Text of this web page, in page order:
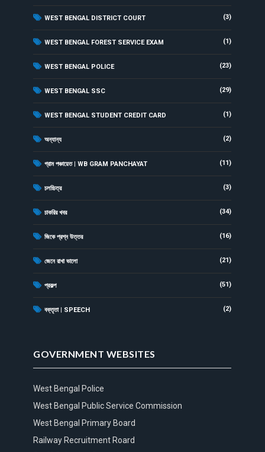
WEST BENGAL DISTRICT COURT (3)
WEST BENGAL FOREST SERVICE EXAM (1)
WEST BENGAL POLICE (23)
WEST BENGAL SSC (29)
WEST BENGAL STUDENT CREDIT CARD (1)
অন্যান্য (2)
গ্রাম পঞ্চায়েত | WB GRAM PANCHAYAT (11)
চলচ্চিত্র (3)
চাকরির খবর (34)
জিকে প্রশ্ন উত্তর (16)
জেনে রাখা ভালো (21)
প্রকল্প (51)
বক্তৃতা | SPEECH (2)
GOVERNMENT WEBSITES
West Bengal Police
West Bengal Public Service Commission
West Bengal Primary Board
Railway Recruitment Roard